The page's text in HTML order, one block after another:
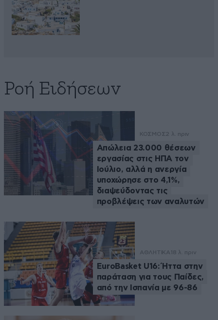
Ροή Ειδήσεων
ΚΟΣΜΟΣ2 λ. πριν
Απώλεια 23.000 θέσεων
εργασίας στις ΗΠΑ τον
Ιούλιο, αλλά η ανεργία
υποχώρησε στο 4,1%,
διαψεύδοντας τις
προβλέψεις των αναλυτών
ΑΘΛΗΤΙΚΑ 18 λ. πριν
EuroBasket U16: Ήττα στην
παράταση για τους Παίδες,
από την Ισπανία με 96-86